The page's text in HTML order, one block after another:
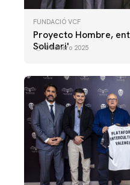
FUNDACIÓ VCF
Proyecto Hombre,
Solidari'
04 enero 2025